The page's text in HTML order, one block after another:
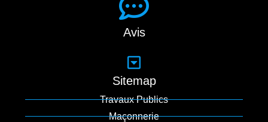
Avis
Sitemap
Travaux Publics
Maçonnerie